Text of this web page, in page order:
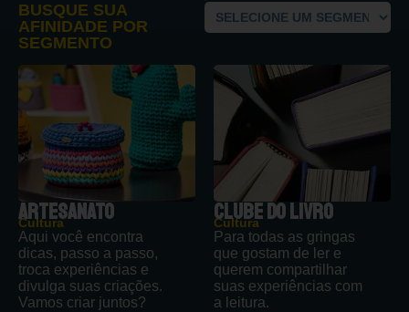
BUSQUE SUA
AFINIDADE POR
SEGMENTO
ARTESANATO
Cultura
Aqui você encontra
dicas, passo a passo,
troca experiências e
divulga suas criações.
Vamos criar juntos?
CLUBE DO LIVRO
Cultura
Para todas as gringas
que gostam de ler e
querem compartilhar
suas experiências com
a leitura.